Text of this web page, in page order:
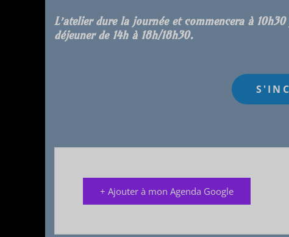
L’atelier dure la journée et commencera à
déjeuner de 14h à 18h/18h30.
+ Ajouter à mon Agenda Google